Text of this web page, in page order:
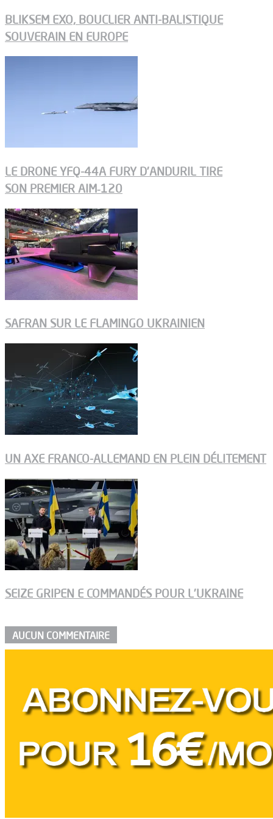
BLIKSEM EXO, BOUCLIER ANTI-BALISTIQUE
SOUVERAIN EN EUROPE
LE DRONE YFQ-44A FURY D’ANDURIL TIRE
SON PREMIER AIM‑120
SAFRAN SUR LE FLAMINGO UKRAINIEN
UN AXE FRANCO-ALLEMAND EN PLEIN DÉLITEMENT
SEIZE GRIPEN E COMMANDÉS POUR L’UKRAINE
AUCUN COMMENTAIRE